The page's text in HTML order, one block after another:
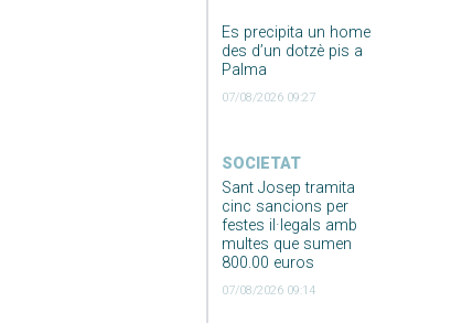
Es precipita un home
des d’un dotzè pis a
Palma
07/08/2026 09:27
SOCIETAT
Sant Josep tramita
cinc sancions per
festes il·legals amb
multes que sumen
800.00 euros
07/08/2026 09:14